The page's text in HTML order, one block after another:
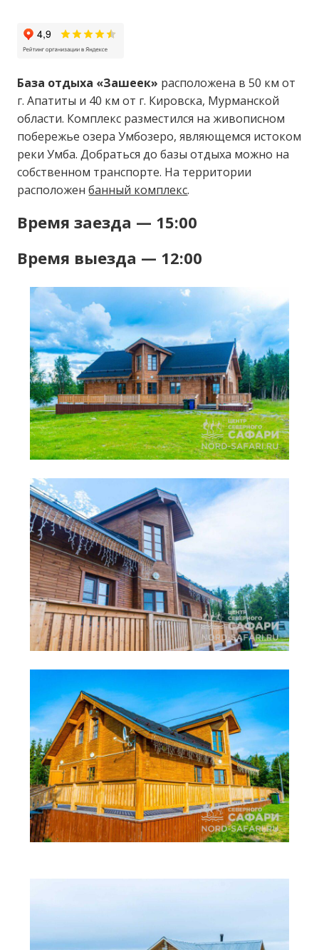
База отдыха «Зашеек» расположена в 50 км от
г. Апатиты и 40 км от г. Кировска, Мурманской
области. Комплекс разместился на живописном
побережье озера Умбозеро, являющемся истоком
реки Умба. Добраться до базы отдыха можно на
собственном транспорте. На территории
расположенбанный комплекс.
Время заезда — 15:00
Время выезда — 12:00